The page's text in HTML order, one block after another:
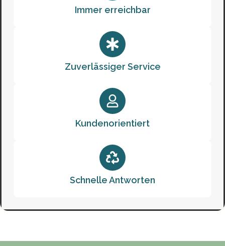
Immer erreichbar
Zuverlässiger Service
Kundenorientiert
Schnelle Antworten